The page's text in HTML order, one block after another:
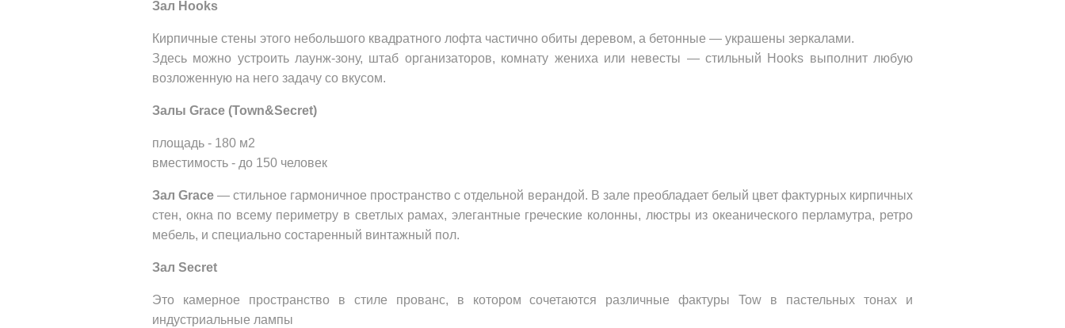
Зал Hooks
Кирпичные стены этого небольшого квадратного лофта частично обиты деревом, а бетонные — украшены зеркалами.
Здесь можно устроить лаунж-зону, штаб организаторов, комнату жениха или невесты — стильный Hooks выполнит любую
возложенную на него задачу со вкусом.
Залы Grace (Town&Secret)
площадь - 180 м2
вместимость - до 150 человек
Зал Grace — стильное гармоничное пространство c отдельной верандой. В зале преобладает белый цвет фактурных кирпичных
стен, окна по всему периметру в светлых рамах, элегантные греческие колонны, люстры из океанического перламутра, ретро
мебель, и специально состаренный винтажный пол.
Зал Secret
Это камерное пространство в стиле прованс, в котором сочетаются различные фактуры Tow в пастельных тонах и
индустриальные лампы